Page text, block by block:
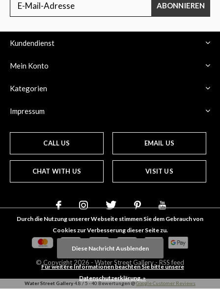
ABONNIEREN
Kundendienst
Mein Konto
Kategorien
Impressum
CALL US EMAIL US
CHAT WITH US VISIT US
© Copyright 2026 - Water Street Gallery- RSS feed
Water Street Gallery4.8 / 5 -40 Bewertungen @Google Customer Reviews
Durch die Nutzung unserer Webseite stimmen Sie dem Gebrauch von
Cookies zur Verbesserung dieser Seite zu.
Diese Nachricht Ausblenden
Für weitere Informationen beachten Sie bitte unsere
Datenschutzerklärung. »